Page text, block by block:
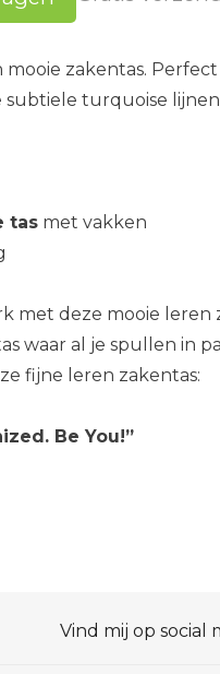
zakentas. Perfect
turquoise
tas met vakken
met deze mooie leren
waar al je spullen in
fijne leren zakentas:
Be You!”
Vind mij op social